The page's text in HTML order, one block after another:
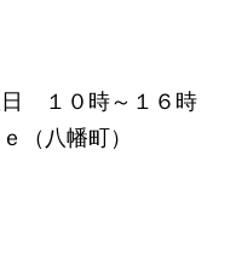
１０時～１６時
（八幡町）